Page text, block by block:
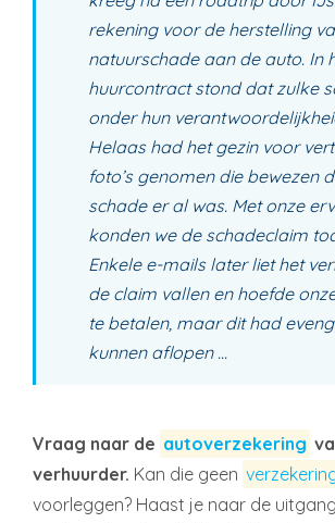
rekening voor de herstelling
natuurschade aan de auto. In
huurcontract stond dat zulke
onder hun
Helaas had het gezin voor
foto’s genomen die bewezen
schade er al was. Met onze
konden we de schadeclaim
Enkele e-mails later liet het
de claim vallen en hoefde
te betalen, maar dit had
kunnen aflopen ...
Vraag naar de autoverzekering
verhuurder. Kan die geen
voorleggen? Haast je naar de